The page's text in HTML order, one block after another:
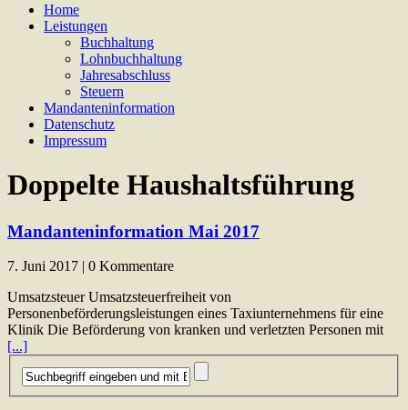
Home
Leistungen
Buchhaltung
Lohnbuchhaltung
Jahresabschluss
Steuern
Mandanteninformation
Datenschutz
Impressum
Doppelte Haushaltsführung
Mandanteninformation Mai 2017
7. Juni 2017 | 0 Kommentare
Umsatzsteuer Umsatzsteuerfreiheit von
Personenbeförderungsleistungen eines Taxiunternehmens für eine
Klinik Die Beförderung von kranken und verletzten Personen mit
[...]